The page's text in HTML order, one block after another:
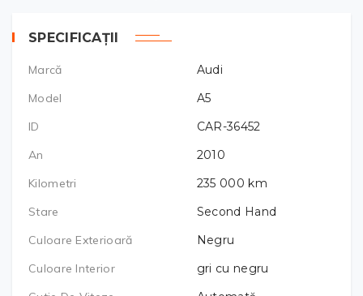
SPECIFICAȚII
Marcă
Audi
Model
A5
ID
CAR-36452
An
2010
Kilometri
235 000 km
Stare
Second Hand
Culoare Exterioară
Negru
Culoare Interior
gri cu negru